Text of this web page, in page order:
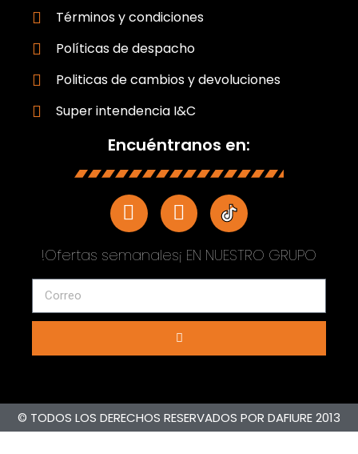
Términos y condiciones
Políticas de despacho
Politicas de cambios y devoluciones
Super intendencia I&C
Encuéntranos en:
!Ofertas semanales¡ EN NUESTRO GRUPO
© TODOS LOS DERECHOS RESERVADOS POR DAFIURE 2013